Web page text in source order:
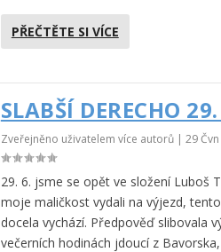
PŘEČTĚTE SI VÍCE
SLABŠÍ DERECHO
Zveřejněno uživatelem více autorů | 29
29. 6. jsme se opět ve složení Luboš
moje maličkost vydali na výjezd,
docela vychází. Předpověď slibovala
večerních hodinách jdoucí z